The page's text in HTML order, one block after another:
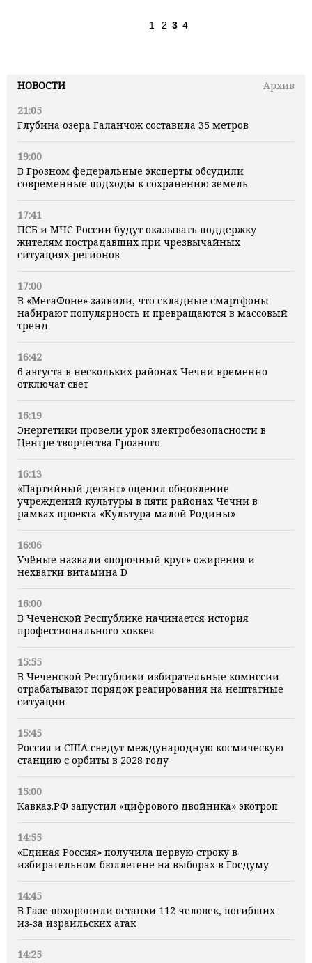
НОВОСТИ
Архив
21:05
Глубина озера Галанчож составила 35 метров
19:00
В Грозном федеральные эксперты обсудили
современные подходы к сохранению земель
17:41
ПСБ и МЧС России будут оказывать поддержку
жителям пострадавших при чрезвычайных
ситуациях регионов
17:00
В «МегаФоне» заявили, что складные смартфоны
набирают популярность и превращаются в массовый
тренд
16:42
6 августа в нескольких районах Чечни временно
отключат свет
16:19
Энергетики провели урок электробезопасности в
Центре творчества Грозного
16:13
«Партийный десант» оценил обновление
учреждений культуры в пяти районах Чечни в
рамках проекта «Культура малой Родины»
16:06
Учёные назвали «порочный круг» ожирения и
нехватки витамина D
16:00
В Чеченской Республике начинается история
профессионального хоккея
15:55
В Чеченской Республики избирательные комиссии
отрабатывают порядок реагирования на нештатные
ситуации
15:45
Россия и США сведут международную космическую
станцию с орбиты в 2028 году
15:00
Кавказ.РФ запустил «цифрового двойника» экотроп
14:55
«Единая Россия» получила первую строку в
избирательном бюллетене на выборах в Госдуму
14:45
В Газе похоронили останки 112 человек, погибших
из‑за израильских атак
14:25
1 2 3 4